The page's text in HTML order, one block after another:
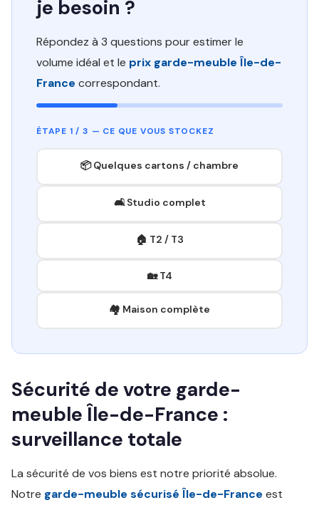
je besoin ?
Répondez à 3 questions pour estimer le
volume idéal et le prix garde-meuble Île-de-
France correspondant.
ÉTAPE 1 / 3 — CE QUE VOUS STOCKEZ
📦 Quelques cartons / chambre
🛋️ Studio complet
🏠 T2 / T3
🏡 T4
🏘️ Maison complète
Sécurité de votre garde-
meuble Île-de-France :
surveillance totale
La sécurité de vos biens est notre priorité absolue.
Notre garde-meuble sécurisé Île-de-France est